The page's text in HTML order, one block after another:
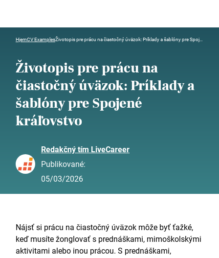
HjemCV Examples Životopis pre prácu na čiastočný úväzok: Príklady a šablóny pre Spojené kráľovstvo
Životopis pre prácu na
čiastočný úväzok: Príklady a
šablóny pre Spojené
kráľovstvo
Redakčný tím LiveCareer
Publikované:
05/03/2026
Nájsť si prácu na čiastočný úväzok môže byť ťažké,
keď musíte žonglovať s prednáškami, mimoškolskými
aktivitami alebo inou prácou. S prednáškami,